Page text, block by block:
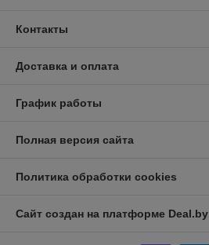
Контакты
Доставка и оплата
График работы
Полная версия сайта
Политика обработки cookies
Сайт создан на платформе Deal.by